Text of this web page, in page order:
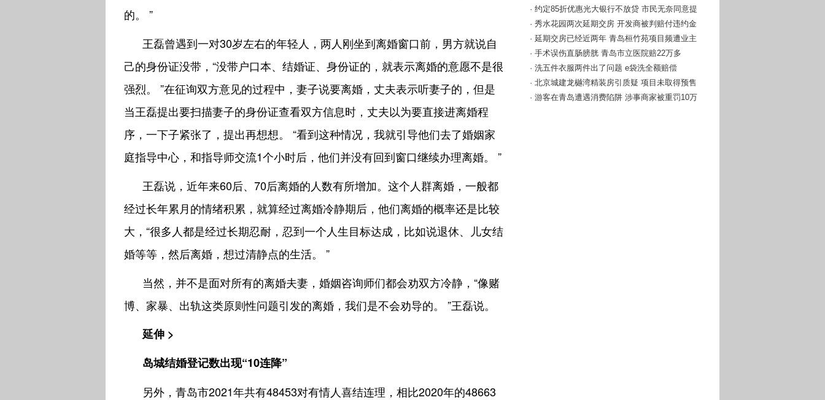
的。 ”
王磊曾遇到一对30岁左右的年轻人，两人刚坐到离婚窗口前，男方就说自
己的身份证没带，“没带户口本、结婚证、身份证的，就表示离婚的意愿不是很
强烈。 ”在征询双方意见的过程中，妻子说要离婚，丈夫表示听妻子的，但是
当王磊提出要扫描妻子的身份证查看双方信息时，丈夫以为要直接进离婚程
序，一下子紧张了，提出再想想。 “看到这种情况，我就引导他们去了婚姻家
庭指导中心，和指导师交流1个小时后，他们并没有回到窗口继续办理离婚。 ”
王磊说，近年来60后、70后离婚的人数有所增加。这个人群离婚，一般都
经过长年累月的情绪积累，就算经过离婚冷静期后，他们离婚的概率还是比较
大，“很多人都是经过长期忍耐，忍到一个人生目标达成，比如说退休、儿女结
婚等等，然后离婚，想过清静点的生活。 ”
当然，并不是面对所有的离婚夫妻，婚姻咨询师们都会劝双方冷静，“像赌
博、家暴、出轨这类原则性问题引发的离婚，我们是不会劝导的。 ”王磊说。
延伸 >
岛城结婚登记数出现“10连降”
另外，青岛市2021年共有48453对有情人喜结连理，相比2020年的48663
· 约定85折优惠光大银行不放贷 市民无奈同意提
· 秀水花园两次延期交房 开发商被判赔付违约金
· 延期交房已经近两年 青岛桓竹苑项目频遭业主
· 手术误伤直肠膀胱 青岛市立医院赔22万多
· 洗五件衣服两件出了问题 e袋洗全额赔偿
· 北京城建龙樾湾精装房引质疑 项目未取得预售
· 游客在青岛遭遇消费陷阱 涉事商家被重罚10万